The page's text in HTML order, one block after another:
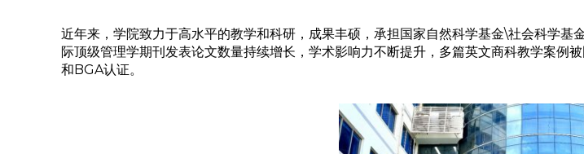
近年来，学院致力于高水平的教学和科研，成果丰硕，承担国家自然科学基金\社会科学
际顶级管理学期刊发表论文数量持续增长，学术影响力不断提升，多篇英文商科教学案例
和BGA认证。